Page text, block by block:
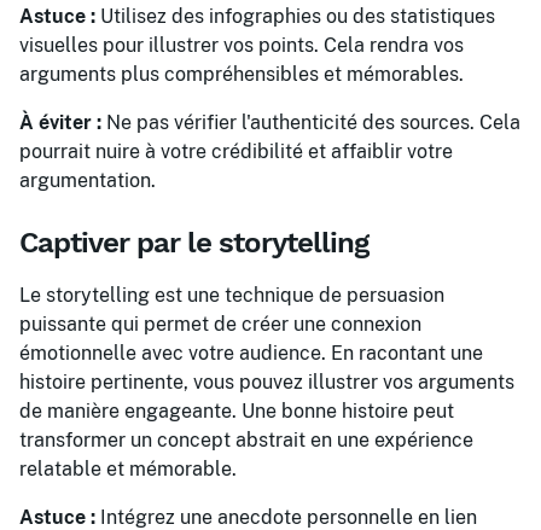
Astuce : Utilisez des infographies ou des statistiques
visuelles pour illustrer vos points. Cela rendra vos
arguments plus compréhensibles et mémorables.
À éviter : Ne pas vérifier l'authenticité des sources. Cela
pourrait nuire à votre crédibilité et affaiblir votre
argumentation.
Captiver par le storytelling
Le storytelling est une technique de persuasion
puissante qui permet de créer une connexion
émotionnelle avec votre audience. En racontant une
histoire pertinente, vous pouvez illustrer vos arguments
de manière engageante. Une bonne histoire peut
transformer un concept abstrait en une expérience
relatable et mémorable.
Astuce : Intégrez une anecdote personnelle en lien